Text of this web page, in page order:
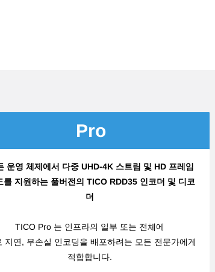
Pro
운영 체제에서 다중 UHD-4K 스트림 및 HD 프레임
를 지원하는 풀버전의 TICO RDD35 인코더 및 디코
더
TICO Pro 는 인프라의 일부 또는 전체에
지연, 무손실 인코딩을 배포하려는 모든 전문가에게
적합합니다.